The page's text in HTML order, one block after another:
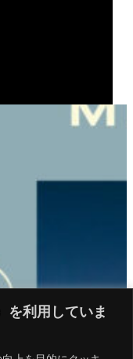
を利用していま
を利用していま